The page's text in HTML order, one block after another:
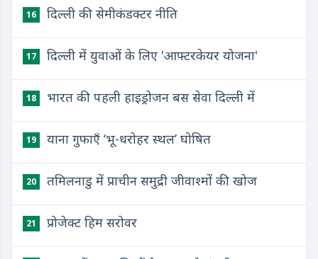
16 दिल्ली की सेमीकंडक्टर नीति
17 दिल्ली में युवाओं के लिए 'आफ्टरकेयर योजना'
18 भारत की पहली हाइड्रोजन बस सेवा दिल्ली में
19 याना गुफाएँ ‘भू-धरोहर स्थल’ घोषित
20 तमिलनाडु में प्राचीन समुद्री जीवाश्मों की खोज
21 प्रोजेक्ट हिम सरोवर